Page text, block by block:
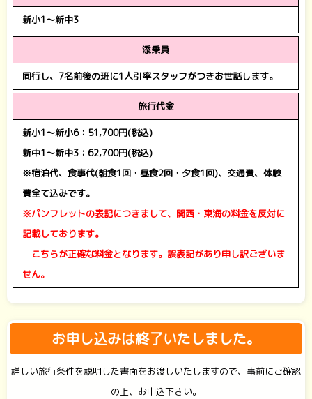
新小1～新中3
添乗員
同行し、7名前後の班に1人引率スタッフがつきお世話します。
旅行代金
新小1～新小6：51,700円(税込)
新中1～新中3：62,700円(税込)
※宿泊代、食事代(朝食1回・昼食2回・夕食1回)、交通費、体験
費全て込みです。
※パンフレットの表記につきまして、関西・東海の料金を反対に
記載しております。
こちらが正確な料金となります。誤表記があり申し訳ございま
せん。
お申し込みは終了いたしました。
詳しい旅行条件を説明した書面をお渡しいたしますので、事前にご確認
の上、お申込下さい。